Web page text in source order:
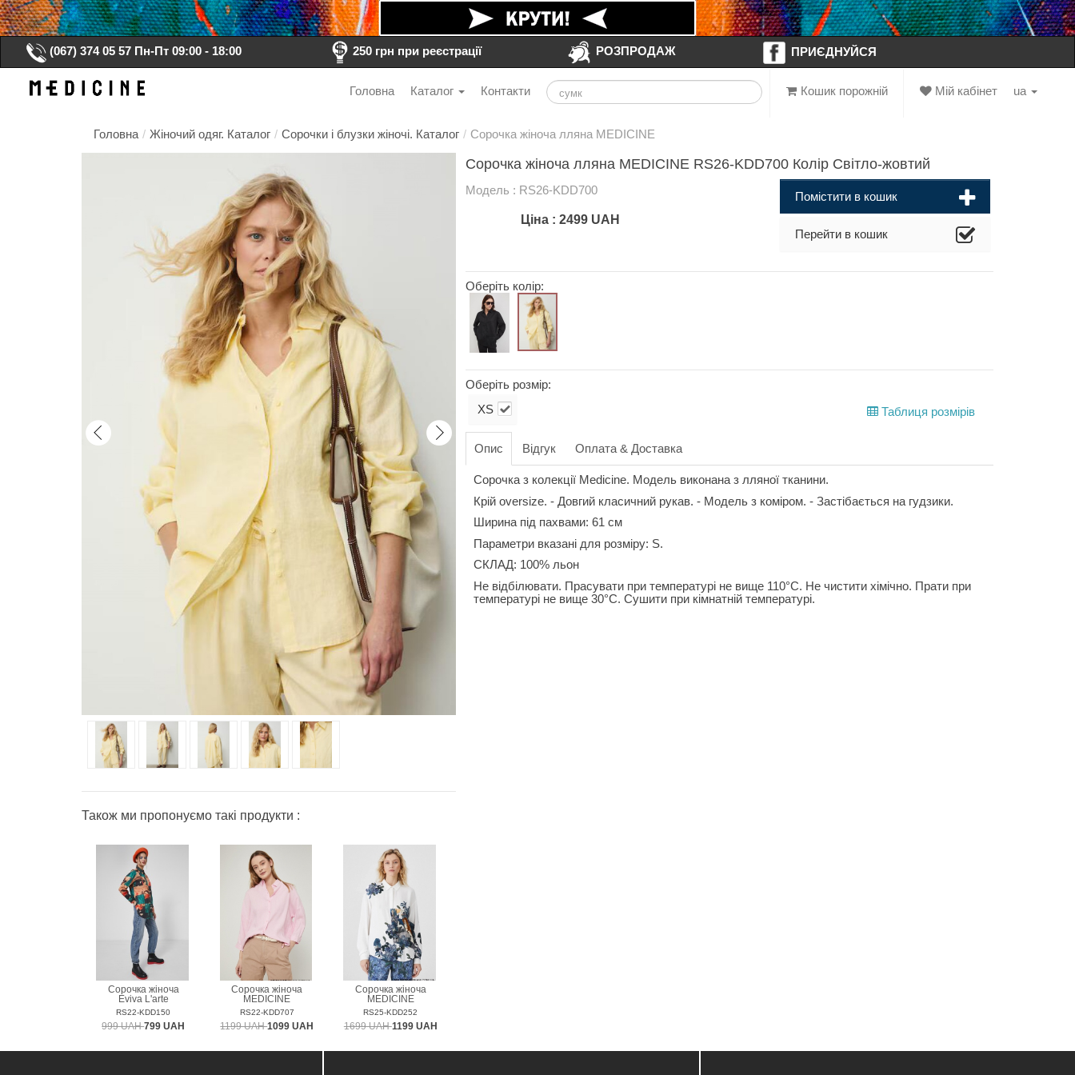
(067) 374 05 57 Пн-Пт 09:00 - 18:00 250 грн при реєстрації РОЗПРОДАЖ ПРИЄДНУЙСЯ
ua
Мій кабінет
Кошик порожній
Головна Каталог Контакти
Головна / Жіночий одяг. Каталог / Сорочки і блузки жіночі. Каталог / Сорочка жіноча лляна MEDICINE
Також ми пропонуємо такі продукти :
Сорочка жіноча
Eviva L'arte
RS22-KDD150
999 UAH799 UAH
Сорочка жіноча
MEDICINE
RS22-KDD707
1199 UAH1099 UAH
Сорочка жіноча
MEDICINE
RS25-KDD252
1699 UAH1199 UAH
Сорочка жіноча лляна MEDICINE RS26-KDD700 Колір Світло-жовтий
Модель : RS26-KDD700
Ціна : 2499 UAH
Помістити в кошик
Перейти в кошик
Оберіть колір:
Оберіть розмір:
XS Таблиця розмірів
Опис Відгук Оплата & Доставка
Сорочка з колекції Medicine. Модель виконана з лляної тканини.
Крій oversize. - Довгий класичний рукав. - Модель з коміром. - Застібається на гудзики.
Ширина під пахвами: 61 см
Параметри вказані для розміру: S.
СКЛАД: 100% льон
Не відбілювати. Прасувати при температурі не вище 110°C. Не чистити хімічно. Прати при
температурі не вище 30°C. Сушити при кімнатній температурі.